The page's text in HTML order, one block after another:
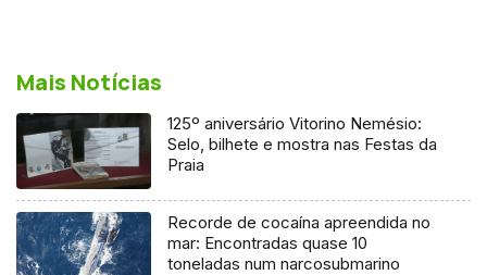
Mais Notícias
125º aniversário Vitorino Nemésio:
Selo, bilhete e mostra nas Festas da
Praia
Recorde de cocaína apreendida no
mar: Encontradas quase 10
toneladas num narcosubmarino